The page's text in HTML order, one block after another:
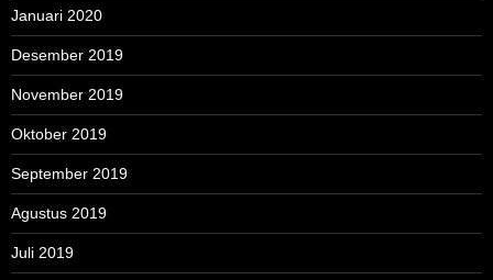
Januari 2020
Desember 2019
November 2019
Oktober 2019
September 2019
Agustus 2019
Juli 2019